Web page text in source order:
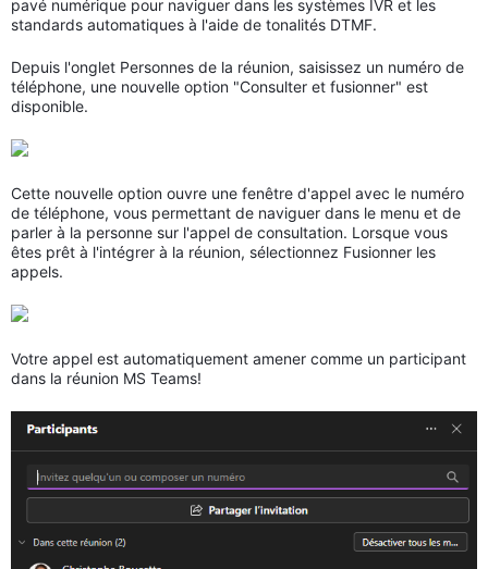
pavé numérique pour naviguer dans les systèmes IVR et les
standards automatiques à l'aide de tonalités DTMF.
Depuis l'onglet Personnes de la réunion, saisissez un numéro de
téléphone, une nouvelle option "Consulter et fusionner" est
disponible.
Cette nouvelle option ouvre une fenêtre d'appel avec le numéro
de téléphone, vous permettant de naviguer dans le menu et de
parler à la personne sur l'appel de consultation. Lorsque vous
êtes prêt à l'intégrer à la réunion, sélectionnez Fusionner les
appels.
Votre appel est automatiquement amener comme un participant
dans la réunion MS Teams!